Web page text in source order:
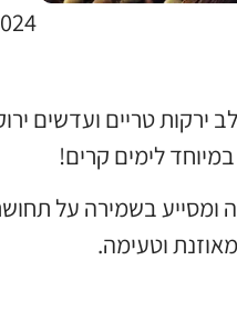
ירקות טריים ועדשים
לימים קרים!
ומסייע בשמירה על
וטעימה.